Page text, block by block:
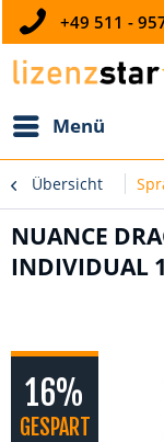
+49 511 -
Menü
Übersicht
NUANCE
INDIVIDUAL
16%
GESPART